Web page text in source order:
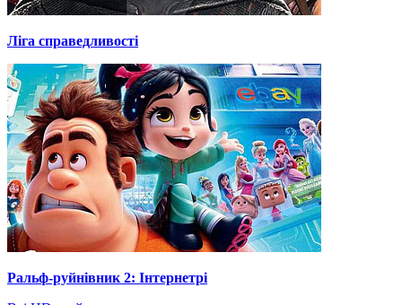
Ліга справедливості
Ральф-руйнівник 2: Інтернетрі